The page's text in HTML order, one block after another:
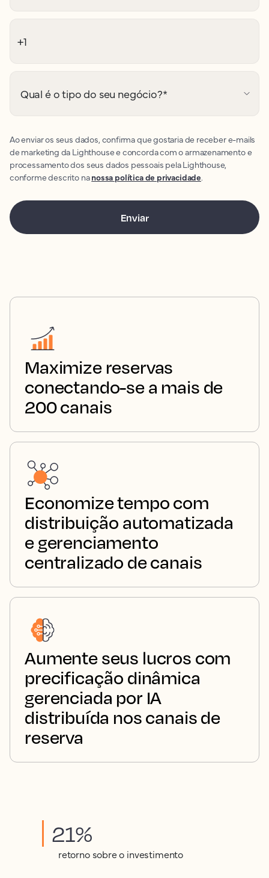
Qual é o tipo do seu negócio?*
Ao enviar os seus dados, confirma que gostaria de receber e-mails
de marketing da Lighthouse e concorda com o armazenamento e
processamento dos seus dados pessoais pela Lighthouse,
conforme descrito nanossa política de privacidade.
Maximize reservas
conectando-se a mais de
200 canais
Economize tempo com
distribuição automatizada
e gerenciamento
centralizado de canais
Aumente seus lucros com
precificação dinâmica
gerenciada por IA
distribuída nos canais de
reserva
21%
retorno sobre o investimento